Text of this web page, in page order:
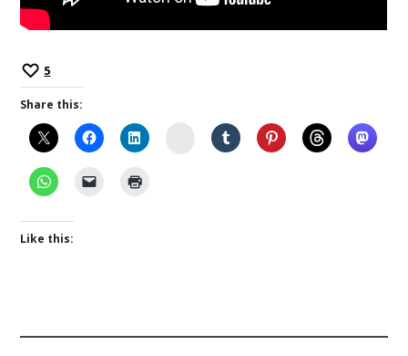
5
Share this:
Instagram
Like this: